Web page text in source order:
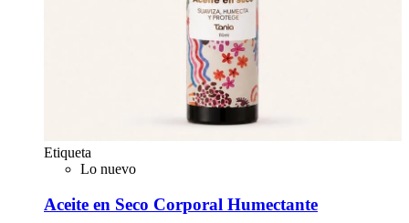
Etiqueta
Lo nuevo
Aceite en Seco Corporal Humectante